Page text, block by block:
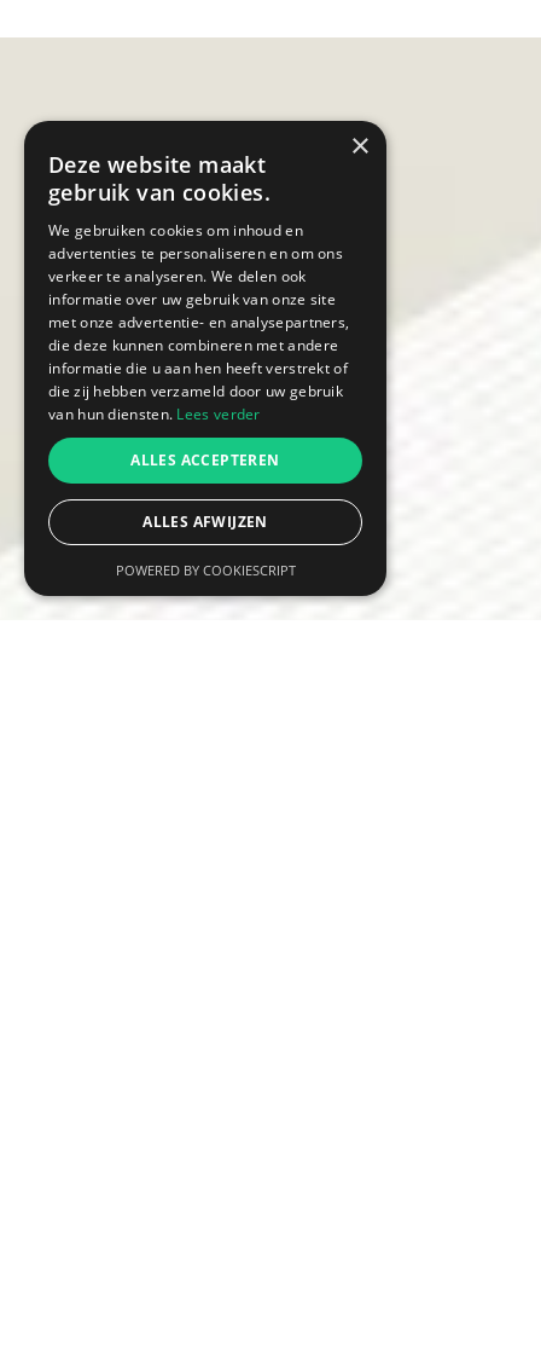
×
Deze website maakt
gebruik van cookies.
We gebruiken cookies om inhoud en
advertenties te personaliseren en om ons
verkeer te analyseren. We delen ook
informatie over uw gebruik van onze site
met onze advertentie- en analysepartners,
die deze kunnen combineren met andere
informatie die u aan hen heeft verstrekt of
die zij hebben verzameld door uw gebruik
van hun diensten. Lees verder
ALLES ACCEPTEREN
ALLES AFWIJZEN
POWERED BY COOKIESCRIPT